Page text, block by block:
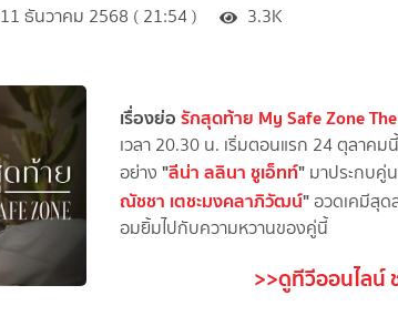
11 ธันวาคม 2568 ( 21:54 ) 3.3K
เรื่องย่อรักสุดท้าย My Safe Zone
เวลา 20.30 น. เริ่มตอนแรก 24 ตุลาค
อย่าง "ลีน่า ลลินา ชูเอ็ทท์" มาประกบคู่
ณัชชา เตชะมงคลาภิวัฒน์"อวดเคมีสุด
อมยิ้มไปกับความหวานของคู่นี้
>>ดูทีวีออนไลน์